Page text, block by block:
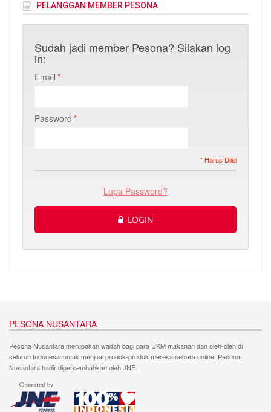
PELANGGAN MEMBER PESONA
Sudah jadi member Pesona? Silakan log
in:
*
Email
*
Password
* Harus Diisi
Lupa Password?
LOGIN
PESONA NUSANTARA
Pesona Nusantara merupakan wadah bagi para UKM makanan dan oleh-oleh di
seluruh Indonesia untuk menjual produk-produk mereka secara online. Pesona
Nusantara hadir dipersembahkan oleh JNE.